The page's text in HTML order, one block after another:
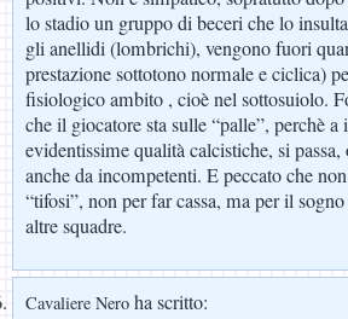
lo stadio un gruppo di beceri che lo
gli anellidi (lombrichi), vengono fuori
prestazione sottotono normale e ciclica)
fisiologico ambito , cioè nel sottosuiolo.
che il giocatore sta sulle “palle”, perchè
evidentissime qualità calcistiche, si
anche da incompetenti. E peccato che
“tifosi”, non per far cassa, ma per il
altre squadre.
Cavaliere Nero ha scritto: